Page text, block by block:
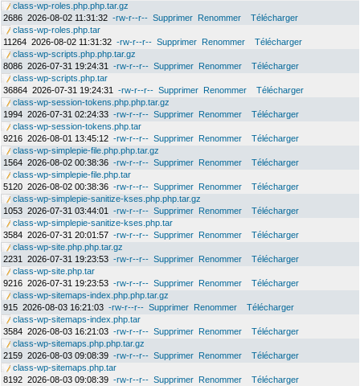
class-wp-roles.php.php.tar.gz
2686 2026-08-02 11:31:32 -rw-r--r-- Supprimer Renommer
Télécharger
class-wp-roles.php.tar
11264 2026-08-02 11:31:32 -rw-r--r-- Supprimer Renommer
Télécharger
class-wp-scripts.php.php.tar.gz
8086 2026-07-31 19:24:31 -rw-r--r-- Supprimer Renommer
Télécharger
class-wp-scripts.php.tar
36864 2026-07-31 19:24:31 -rw-r--r-- Supprimer Renommer
Télécharger
class-wp-session-tokens.php.php.tar.gz
1994 2026-07-31 02:24:33 -rw-r--r-- Supprimer Renommer
Télécharger
class-wp-session-tokens.php.tar
9216 2026-08-01 13:45:12 -rw-r--r-- Supprimer Renommer
Télécharger
class-wp-simplepie-file.php.php.tar.gz
1564 2026-08-02 00:38:36 -rw-r--r-- Supprimer Renommer
Télécharger
class-wp-simplepie-file.php.tar
5120 2026-08-02 00:38:36 -rw-r--r-- Supprimer Renommer
Télécharger
class-wp-simplepie-sanitize-kses.php.php.tar.gz
1053 2026-07-31 03:44:01 -rw-r--r-- Supprimer Renommer
Télécharger
class-wp-simplepie-sanitize-kses.php.tar
3584 2026-07-31 20:01:57 -rw-r--r-- Supprimer Renommer
Télécharger
class-wp-site.php.php.tar.gz
2231
2026-07-31 19:23:53 -rw-r--r-- Supprimer Renommer
Télécharger
class-wp-site.php.tar
9216 2026-07-31 19:23:53 -rw-r--r-- Supprimer Renommer
Télécharger
class-wp-sitemaps-index.php.php.tar.gz
915 2026-08-03 16:21:03 -rw-r--r-- Supprimer Renommer
Télécharger
class-wp-sitemaps-index.php.tar
3584 2026-08-03 16:21:03 -rw-r--r-- Supprimer Renommer
Télécharger
class-wp-sitemaps.php.php.tar.gz
2159 2026-08-03 09:08:39 -rw-r--r-- Supprimer Renommer
Télécharger
class-wp-sitemaps.php.tar
8192 2026-08-03 09:08:39 -rw-r--r-- Supprimer Renommer
Télécharger